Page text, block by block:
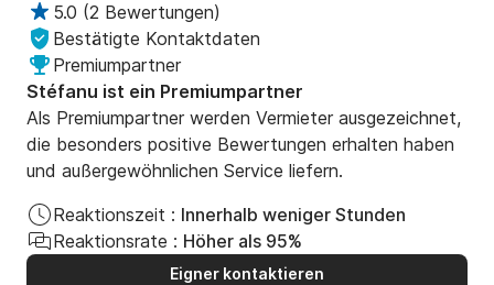
5.0 (2 Bewertungen)
Bestätigte Kontaktdaten
Premiumpartner
Stéfanu ist ein Premiumpartner
Als Premiumpartner werden Vermieter ausgezeichnet,
die besonders positive Bewertungen erhalten haben
und außergewöhnlichen Service liefern.
Reaktionszeit : Innerhalb weniger Stunden
Reaktionsrate : Höher als 95%
Eigner kontaktieren